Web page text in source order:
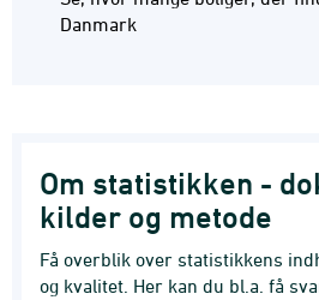
Danmark
Om statistikken -
kilder og metode
Få overblik over statistikkens
og kvalitet. Her kan du bl.a. få